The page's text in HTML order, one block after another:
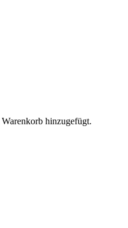
hinzugefügt.